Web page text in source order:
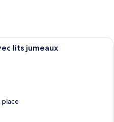
Une chambre d’hôtel avec un lit,
lits jumeaux
place